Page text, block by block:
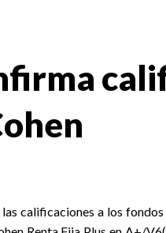
calificaciones a los